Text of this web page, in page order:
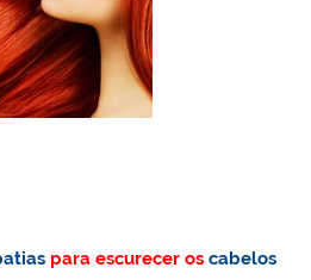
para escurecer oscabelos